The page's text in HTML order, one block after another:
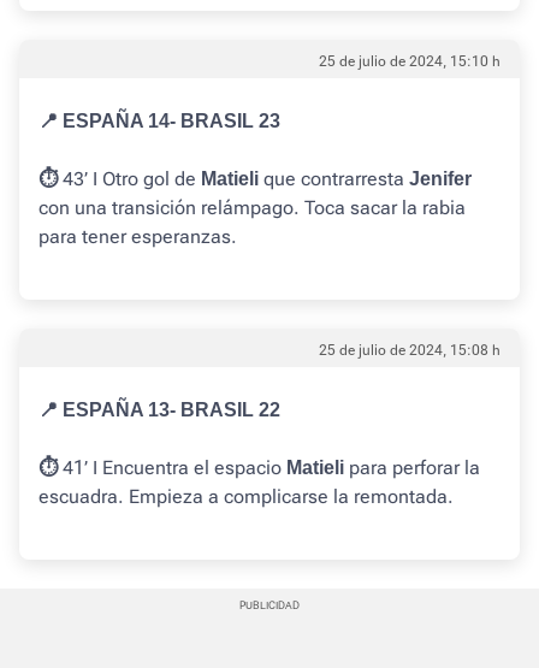
25 de julio de 2024, 15:10 h
📍 ESPAÑA 14- BRASIL 23
⏱️43’ I Otro gol de Matieli que contrarresta Jenifer
con una transición relámpago. Toca sacar la rabia
para tener esperanzas.
25 de julio de 2024, 15:08 h
📍 ESPAÑA 13- BRASIL 22
⏱️41’ I Encuentra el espacio Matieli para perforar la
escuadra. Empieza a complicarse la remontada.